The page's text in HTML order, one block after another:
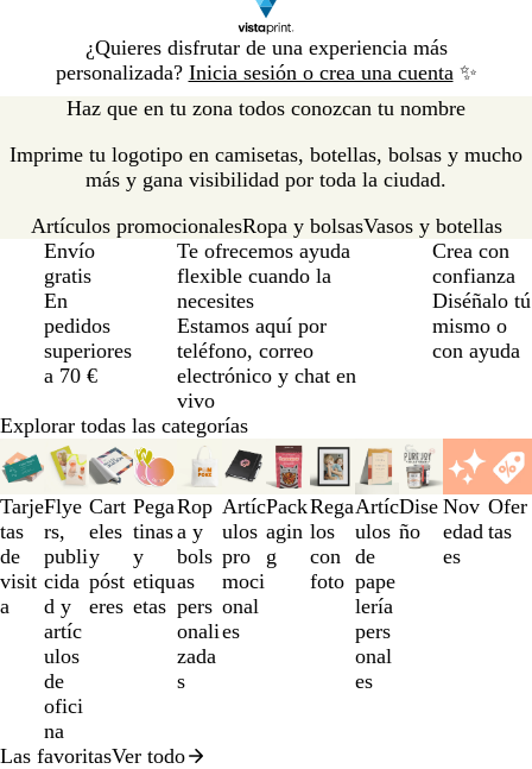
¿Quieres disfrutar de una experiencia más
personalizada? Inicia sesión o crea una cuenta ✨
Haz que en tu zona todos conozcan tu nombre
Imprime tu logotipo en camisetas, botellas, bolsas y mucho
más y gana visibilidad por toda la ciudad.
Artículos promocionalesRopa y bolsasVasos y botellas
Envío
gratis
En
pedidos
superiores
a 70 €
Te ofrecemos ayuda
flexible cuando la
necesites
Estamos aquí por
teléfono, correo
electrónico y chat en
vivo
Crea con
confianza
Diséñalo tú
mismo o
con ayuda
Diapositiva
Explorar todas las categorías
Tarje
tas
de
visit
a
Flye
rs,
publi
cida
d y
artíc
ulos
de
ofici
na
Cart
eles
y
póst
eres
Pega
tinas
y
etiqu
etas
Rop
a y
bols
as
pers
onali
zada
s
Artíc
ulos
pro
moci
onal
es
Pack
agin
g
Rega
los
con
foto
Artíc
ulos
de
pape
lería
pers
onal
es
Dise
ño
Nov
edad
es
Ofer
tas
Diapositivas
de
la
1
a
la
3
Las favoritasVer todo